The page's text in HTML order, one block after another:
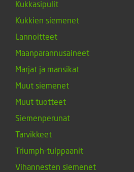
Kukkasipulit
Kukkien siemenet
Lannoitteet
Maanparannusaineet
Marjat ja mansikat
Muut siemenet
Muut tuotteet
Siemenperunat
Tarvikkeet
Triumph-tulppaanit
Vihannesten siemenet